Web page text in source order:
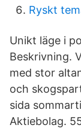
Ryskt
Unikt läge i
Beskrivning.
med stor
och
sida
Aktiebolag.